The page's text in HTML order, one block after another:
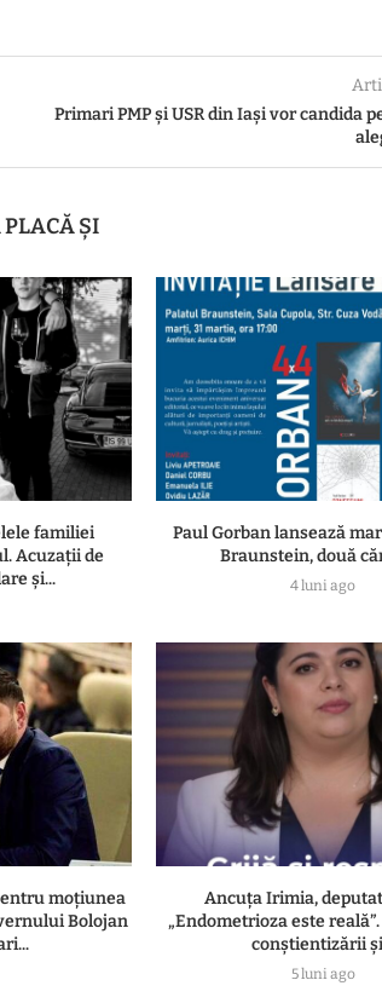
Primari PMP și USR din Iași vor candida
ȘI
familiei
Acuzații de
și...
Paul Gorban lansează
Braunstein, două
4 luni ago
moțiunea
Bolojan
Ancuța Irimia,
„Endometrioza este
conștientizării
5 luni ago